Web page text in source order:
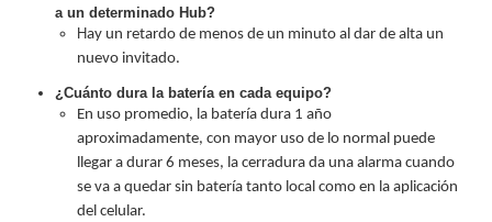
Alimentación
con
PoE
Plantas
de
EnergíaPoE
de Largo
AlcanceUPS
a un determinado Hub?
Hay un retardo de menos de un minuto al dar de alta un
nuevo invitado.
¿Cuánto dura la batería en cada equipo?
En uso promedio, la batería dura 1 año
aproximadamente, con mayor uso de lo normal puede
llegar a durar 6 meses, la cerradura da una alarma cuando
se va a quedar sin batería tanto local como en la aplicación
del celular.